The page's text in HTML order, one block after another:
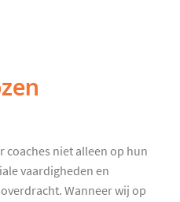
coaches niet alleen op hun
vaardigheden en
Wanneer wij op